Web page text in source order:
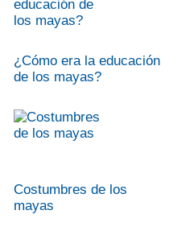
¿Cómo era la educación
de los mayas?
Costumbres de los
mayas